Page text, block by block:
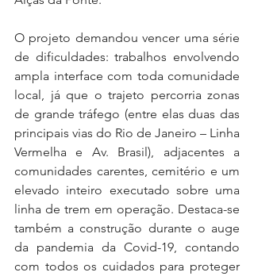
O projeto demandou vencer uma série
de dificuldades: trabalhos envolvendo
ampla interface com toda comunidade
local, já que o trajeto percorria zonas
de grande tráfego (entre elas duas das
principais vias do Rio de Janeiro – Linha
Vermelha e Av. Brasil), adjacentes a
comunidades carentes, cemitério e um
elevado inteiro executado sobre uma
linha de trem em operação. Destaca-se
também a construção durante o auge
da pandemia da Covid-19, contando
com todos os cuidados para proteger